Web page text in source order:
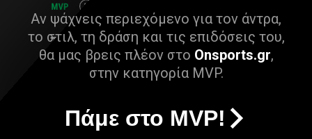
Αν ψάχνεις περιεχόμενο για τον άντρα,
το στιλ, τη δράση και τις επιδόσεις του,
θα μας βρεις πλέον στο Onsports.gr,
στην κατηγορία MVP.
Πάμε στο MVP!